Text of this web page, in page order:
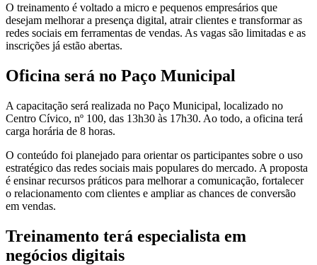
O treinamento é voltado a micro e pequenos empresários que
desejam melhorar a presença digital, atrair clientes e transformar as
redes sociais em ferramentas de vendas. As vagas são limitadas e as
inscrições já estão abertas.
Oficina será no Paço Municipal
A capacitação será realizada no Paço Municipal, localizado no
Centro Cívico, nº 100, das 13h30 às 17h30. Ao todo, a oficina terá
carga horária de 8 horas.
O conteúdo foi planejado para orientar os participantes sobre o uso
estratégico das redes sociais mais populares do mercado. A proposta
é ensinar recursos práticos para melhorar a comunicação, fortalecer
o relacionamento com clientes e ampliar as chances de conversão
em vendas.
Treinamento terá especialista em
negócios digitais